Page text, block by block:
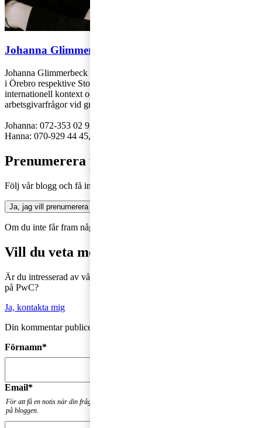
Johanna Glimmerbeck och Hanna Ekelund
Johanna Glimmerbeck och Hanna Ekelund arbetar på PwC:s kontor
i Örebro respektive Stockholm med individbeskattning och frågor i
internationell kontext och är särskilt specialiserade kring
arbetsgivarfrågor vid gränsöverskridande personal.
Johanna: 072-353 02 92,
Hanna: 070-929 44 45,
Prenumerera på bloggen
Följ vår blogg och få insikter som driver tillväxt
Ja, jag vill prenumerera på Företagarbloggen
Om du inte får fram något formulär via knappen ovan,
Vill du veta mer?
Är du intresserad av våra tjänster och vill komma i kontakt med oss
på PwC?
Ja, kontakta mig
Din kommentar publiceras i anslutning till blogginlägget.
Förnamn*
Email*
För att få en notis när din fråga har besvarats. Din mailadress kommer inte att publiceras
på bloggen.